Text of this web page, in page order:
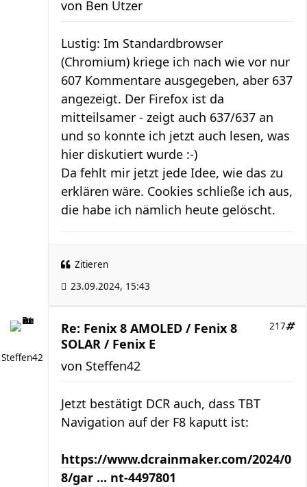
von Ben Utzer
Lustig: Im Standardbrowser
(Chromium) kriege ich nach wie vor nur
607 Kommentare ausgegeben, aber 637
angezeigt. Der Firefox ist da
mitteilsamer - zeigt auch 637/637 an
und so konnte ich jetzt auch lesen, was
hier diskutiert wurde :-)
Da fehlt mir jetzt jede Idee, wie das zu
erklären wäre. Cookies schließe ich aus,
die habe ich nämlich heute gelöscht.
Zitieren
23.09.2024, 15:43
Steffen42
Re: Fenix 8 AMOLED / Fenix 8
SOLAR / Fenix E
217
von Steffen42
Jetzt bestätigt DCR auch, dass TBT
Navigation auf der F8 kaputt ist:
https://www.dcrainmaker.com/2024/0
8/gar ... nt-4497801